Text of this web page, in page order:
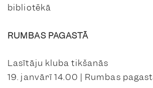
bibliotēkā
RUMBAS PAGASTĀ
Lasītāju kluba tikšanās
19. janvārī 14.00 | Rumbas